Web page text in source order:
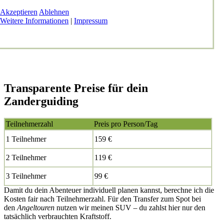
Transparente Preise für dein
Zanderguiding
Teilnehmerzahl
Preis pro Person/Tag
1 Teilnehmer
159 €
2 Teilnehmer 119 €
3 Teilnehmer
99 €
Damit du dein Abenteuer individuell planen kannst, berechne ich die
Kosten fair nach Teilnehmerzahl. Für den Transfer zum Spot bei
den Angeltouren nutzen wir meinen SUV – du zahlst hier nur den
tatsächlich verbrauchten Kraftstoff.
Akzeptieren Ablehnen
Weitere Informationen | Impressum